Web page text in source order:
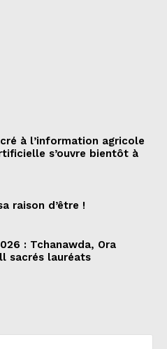
à l’information agricole
s’ouvre bientôt à
raison d’être !
: Tchanawda, Ora
sacrés lauréats